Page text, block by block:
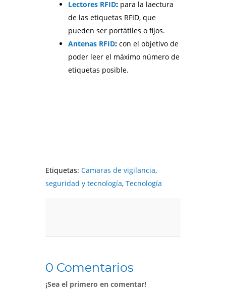
Lectores RFID: para la laectura
de las etiquetas RFID, que
pueden ser portátiles o fijos.
Antenas RFID: con el objetivo de
poder leer el máximo número de
etiquetas posible.
Etiquetas: Camaras de vigilancia,
seguridad y tecnología, Tecnología
0 Comentarios
¡Sea el primero en comentar!